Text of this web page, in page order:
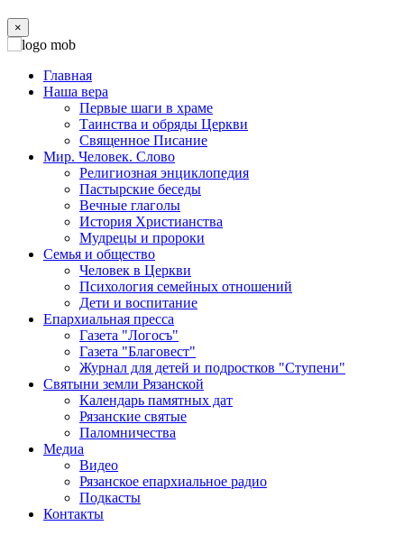
×
Главная
Наша вера
Первые шаги в храме
Таинства и обряды Церкви
Священное Писание
Мир. Человек. Слово
Религиозная энциклопедия
Пастырские беседы
Вечные глаголы
История Христианства
Мудрецы и пророки
Семья и общество
Человек в Церкви
Психология семейных отношений
Дети и воспитание
Епархиальная пресса
Газета "Логосъ"
Газета "Благовест"
Журнал для детей и подростков "Ступени"
Святыни земли Рязанской
Календарь памятных дат
Рязанские святые
Паломничества
Медиа
Видео
Рязанское епархиальное радио
Подкасты
Контакты